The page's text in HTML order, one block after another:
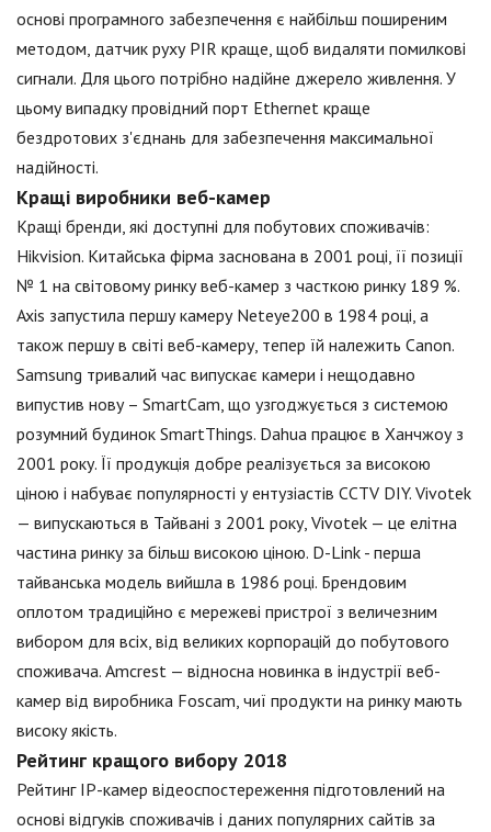
основі програмного забезпечення є найбільш поширеним
методом, датчик руху PIR краще, щоб видаляти помилкові
сигнали. Для цього потрібно надійне джерело живлення. У
цьому випадку провідний порт Ethernet краще
бездротових з'єднань для забезпечення максимальної
надійності.
Кращі виробники веб-камер
Кращі бренди, які доступні для побутових споживачів:
Hikvision. Китайська фірма заснована в 2001 році, її позиції
№ 1 на світовому ринку веб-камер з часткою ринку 189 %.
Axis запустила першу камеру Neteye200 в 1984 році, а
також першу в світі веб-камеру, тепер їй належить Canon.
Samsung тривалий час випускає камери і нещодавно
випустив нову – SmartCam, що узгоджується з системою
розумний будинок SmartThings. Dahua працює в Ханчжоу з
2001 року. Її продукція добре реалізується за високою
ціною і набуває популярності у ентузіастів CCTV DIY. Vivotek
— випускаються в Тайвані з 2001 року, Vivotek — це елітна
частина ринку за більш високою ціною. D-Link - перша
тайванська модель вийшла в 1986 році. Брендовим
оплотом традиційно є мережеві пристрої з величезним
вибором для всіх, від великих корпорацій до побутового
споживача. Amcrest — відносна новинка в індустрії веб-
камер від виробника Foscam, чиї продукти на ринку мають
високу якість.
Рейтинг кращого вибору 2018
Рейтинг IP-камер відеоспостереження підготовлений на
основі відгуків споживачів і даних популярних сайтів за